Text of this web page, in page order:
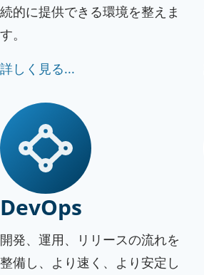
続的に提供できる環境を整えま
す。
詳しく見る...
DevOps
開発、運用、リリースの流れを
整備し、より速く、より安定し